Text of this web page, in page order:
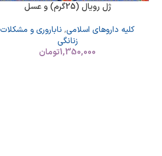
ژل رویال (25گرم) و عسل
کلیه داروهای اسلامی, ناباروری و مشکلات
زنانگی
1,350,000تومان